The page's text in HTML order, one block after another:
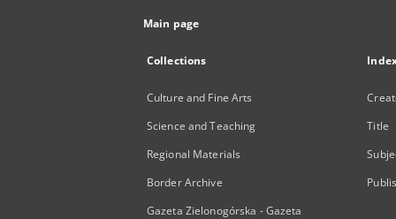
Main page
Collections
Culture and Fine Arts
Science and Teaching
Regional Materials
Border Archive
Gazeta Zielonogórska - Gazeta
Title